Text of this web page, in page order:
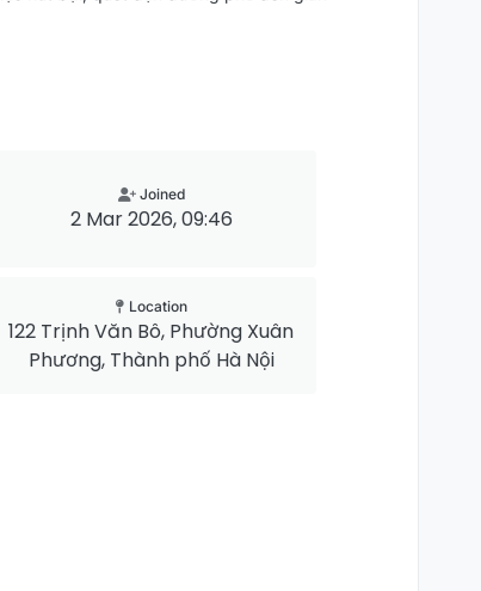
Joined
2 Mar 2026, 09:46
Location
122 Trịnh Văn Bô, Phường Xuân
Phương, Thành phố Hà Nội